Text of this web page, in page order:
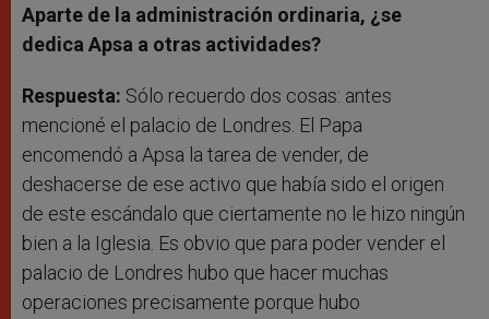
Aparte de la administración ordinaria, ¿se
dedica Apsa a otras actividades?
Respuesta: Sólo recuerdo dos cosas: antes
mencioné el palacio de Londres. El Papa
encomendó a Apsa la tarea de vender, de
deshacerse de ese activo que había sido el origen
de este escándalo que ciertamente no le hizo ningún
bien a la Iglesia. Es obvio que para poder vender el
palacio de Londres hubo que hacer muchas
operaciones precisamente porque hubo